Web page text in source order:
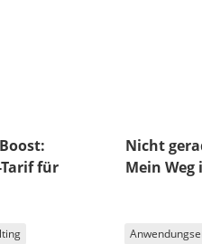
für
Nicht
Mein Weg